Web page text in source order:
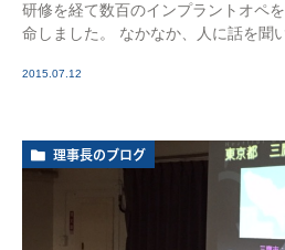
研修を経て数百のインプラントオペ
命しました。 なかなか、人に話を聞
2015.07.12
理事長のブログ